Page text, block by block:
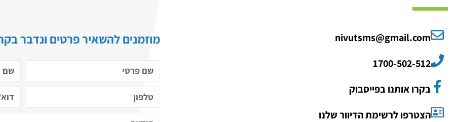
nivutsms@gmail.com
1700-502-512
בקרו אותנו בפייסבוק
הצטרפו לרשימת הדיוור שלנו
מוזמנים להשאיר פרטים ונדבר